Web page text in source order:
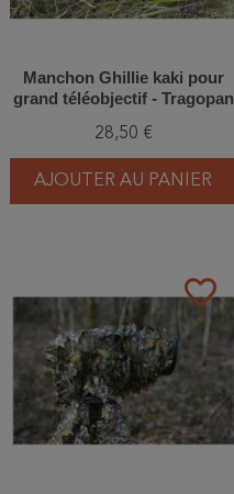
Manchon Ghillie kaki pour
grand téléobjectif - Tragopan
28,50 €
AJOUTER AU PANIER
favorite_border